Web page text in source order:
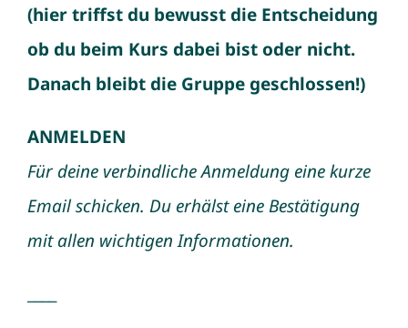
(hier triffst du bewusst die Entscheidung
ob du beim Kurs dabei bist oder nicht.
Danach bleibt die Gruppe geschlossen!)
ANMELDEN
Für deine verbindliche Anmeldung eine kurze
Email schicken. Du erhälst eine Bestätigung
mit allen wichtigen Informationen.